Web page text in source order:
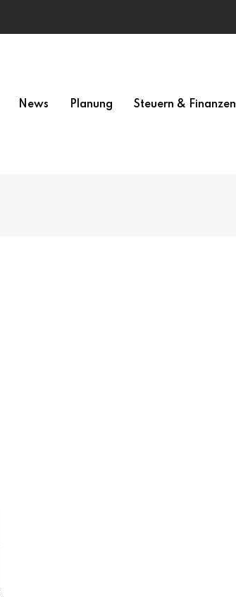
News Planung Steuern & Finanzen